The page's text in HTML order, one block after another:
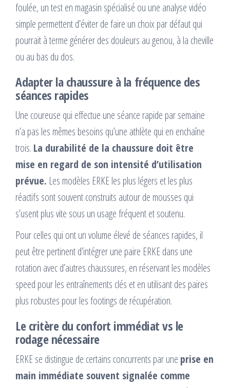
foulée, un test en magasin spécialisé ou une analyse vidéo
simple permettent d’éviter de faire un choix par défaut qui
pourrait à terme générer des douleurs au genou, à la cheville
ou au bas du dos.
Adapter la chaussure à la fréquence des
séances rapides
Une coureuse qui effectue une séance rapide par semaine
n’a pas les mêmes besoins qu’une athlète qui en enchaîne
trois. La durabilité de la chaussure doit être
mise en regard de son intensité d’utilisation
prévue. Les modèles ERKE les plus légers et les plus
réactifs sont souvent construits autour de mousses qui
s’usent plus vite sous un usage fréquent et soutenu.
Pour celles qui ont un volume élevé de séances rapides, il
peut être pertinent d’intégrer une paire ERKE dans une
rotation avec d’autres chaussures, en réservant les modèles
speed pour les entraînements clés et en utilisant des paires
plus robustes pour les footings de récupération.
Le critère du confort immédiat vs le
rodage nécessaire
ERKE se distingue de certains concurrents par une prise en
main immédiate souvent signalée comme